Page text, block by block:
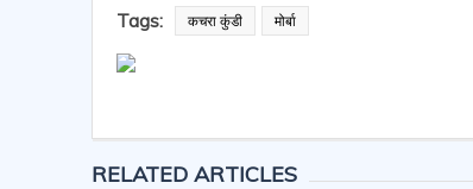
Tags: कचरा कुंडी मोर्बा
RELATED ARTICLES